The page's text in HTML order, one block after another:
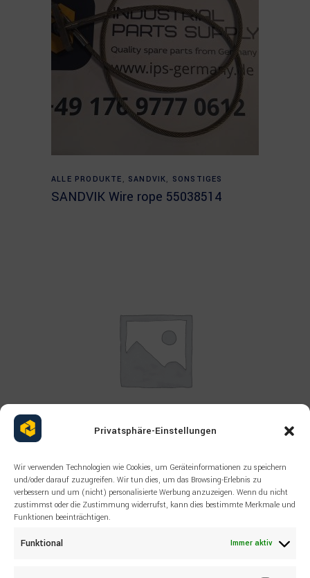
Privatsphäre-Einstellungen
Wir verwenden Technologien wie Cookies, um Geräteinformationen zu speichern
und/oder darauf zuzugreifen. Wir tun dies, um das Browsing-Erlebnis zu
verbessern und um (nicht) personalisierte Werbung anzuzeigen. Wenn du nicht
zustimmst oder die Zustimmung widerrufst, kann dies bestimmte Merkmale und
Funktionen beeinträchtigen.
Funktional Immer aktiv
Read more
ALLE PRODUKTE , SANDVIK, SONSTIGES
SANDVIK Wire rope 55038514
Read more
ALLE PRODUKTE,EPIROC
ERSATZTEILE NEU EPIROC
2657110157 MOTOR,HYDRAULIC